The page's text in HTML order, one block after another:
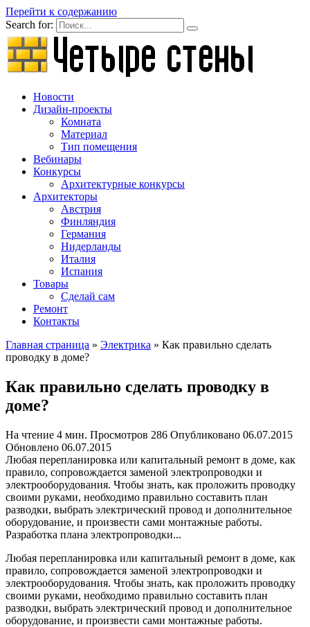
Перейти к содержанию
Search for:
Новости
Дизайн-проекты
Комната
Материал
Тип помещения
Вебинары
Конкурсы
Архитектурные конкурсы
Архитекторы
Австрия
Финляндия
Германия
Нидерланды
Италия
Испания
Товары
Сделай сам
Ремонт
Контакты
Главная страница » Электрика » Как правильно сделать
проводку в доме?
Как правильно сделать проводку в
доме?
На чтение 4 мин. Просмотров 286 Опубликовано 06.07.2015
Обновлено 06.07.2015
Любая перепланировка или капитальный ремонт в доме, как
правило, сопровождается заменой электропроводки и
электрооборудования. Чтобы знать, как проложить проводку
своими руками, необходимо правильно составить план
разводки, выбрать электрический провод и дополнительное
оборудование, и произвести сами монтажные работы.
Разработка плана электропроводки...
Любая перепланировка или капитальный ремонт в доме, как
правило, сопровождается заменой электропроводки и
электрооборудования. Чтобы знать, как проложить проводку
своими руками, необходимо правильно составить план
разводки, выбрать электрический провод и дополнительное
оборудование, и произвести сами монтажные работы.